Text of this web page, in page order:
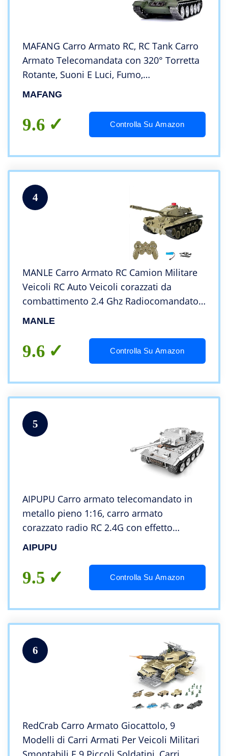
MAFANG Carro Armato RC, RC Tank Carro
Armato Telecomandata con 320° Torretta
Rotante, Suoni E Luci, Fumo,
Radiocomandato Veicoli Militari
Natale
MAFANG
9.6 Controlla Su Amazon
4
MANLE Carro Armato RC Camion Militare
Veicoli RC Auto Veicoli corazzati da
combattimento 2.4 Ghz Radiocomandato
Carro Armato Militare Giocattolo
MANLE
9.6 Controlla Su Amazon
5
AIPUPU Carro armato telecomandato in
metallo pieno 1:16, carro armato
corazzato radio RC 2.4G con effetto
fumogeno luminoso e sonoro,
telecomandato della seconda guerra mo
AIPUPU
9.5 Controlla Su Amazon
6
RedCrab Carro Armato Giocattolo, 9
Modelli di Carri Armati Per Veicoli Militari